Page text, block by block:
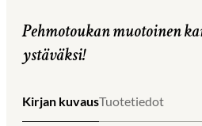
Pehmotoukan muotoinen
ystäväksi!
Kirjan kuvausTuotetiedot